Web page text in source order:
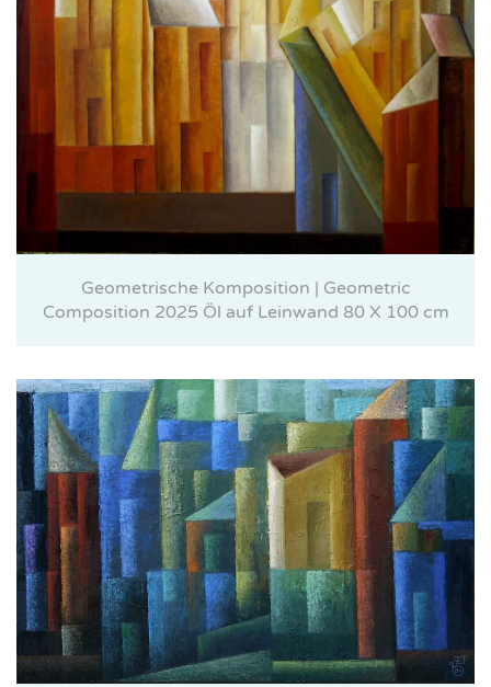
Geometrische Komposition | Geometric
Composition 2025 Öl auf Leinwand 80 X 100 cm